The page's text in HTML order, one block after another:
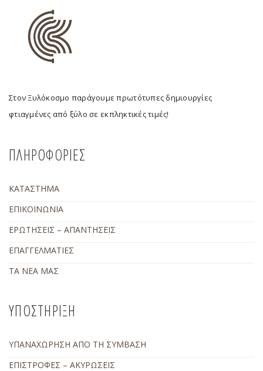
Στον Ξυλόκοσμο παράγουμε πρωτότυπες δημιουργίες
φτιαγμένες από ξύλο σε εκπληκτικές τιμές!
ΠΛΗΡΟΦΟΡΙΕΣ
ΚΑΤΑΣΤΗΜΑ
ΕΠΙΚΟΙΝΩΝΙΑ
ΕΡΩΤΗΣΕΙΣ – ΑΠΑΝΤΗΣΕΙΣ
ΕΠΑΓΓΕΛΜΑΤΙΕΣ
ΤΑ ΝΕΑ ΜΑΣ
ΥΠΟΣΤΗΡΙΞΗ
ΥΠΑΝΑΧΩΡΗΣΗ ΑΠΟ ΤΗ ΣΥΜΒΑΣΗ
ΕΠΙΣΤΡΟΦΕΣ – ΑΚΥΡΩΣΕΙΣ